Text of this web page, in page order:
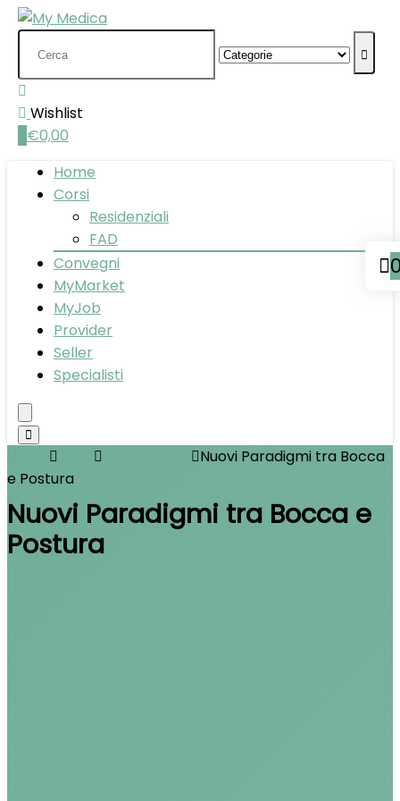
Search
for:
Wishlist
€0,00
Home
Corsi
Residenziali
FAD
Convegni
MyMarket
MyJob
Provider
Seller
Specialisti
Nuovi Paradigmi tra Bocca
e Postura
Nuovi Paradigmi tra Bocca e
Postura